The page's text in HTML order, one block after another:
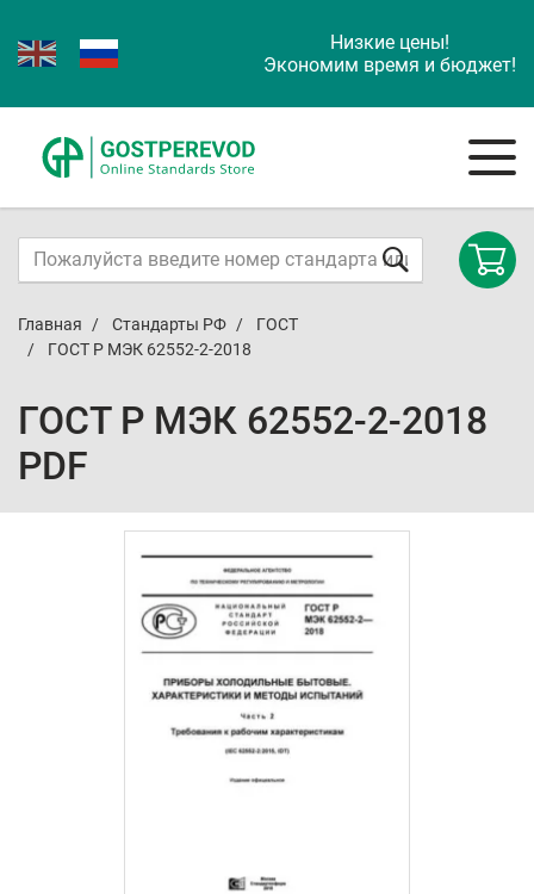
Низкие цены!
Экономим время и бюджет!
Главная Стандарты РФ
ГОСТ
ГОСТ Р МЭК 62552-2-2018
ГОСТ Р МЭК 62552-2-2018
PDF